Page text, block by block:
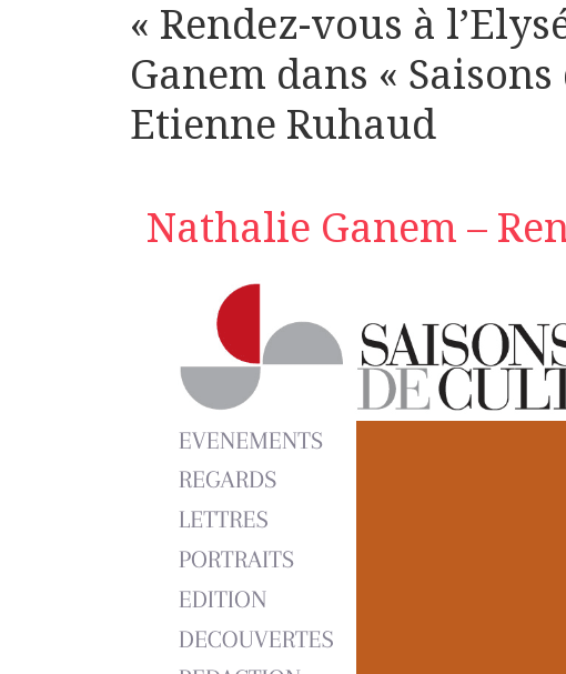
« Rendez-vous à
Ganem dans «
Etienne Ruhaud
Nathalie Ganem –